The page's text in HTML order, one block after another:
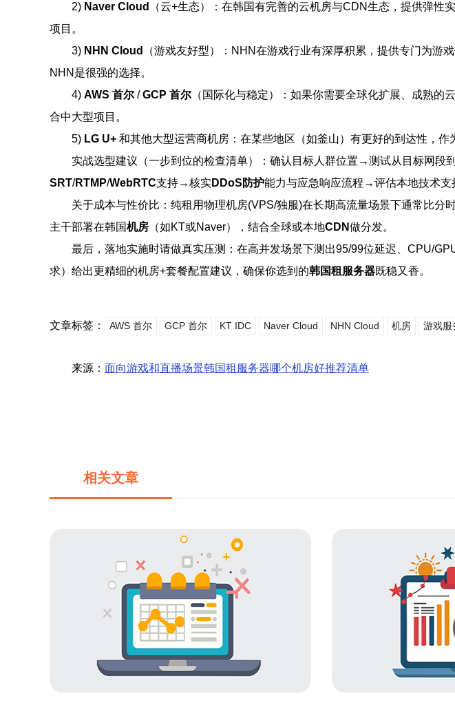
2) Naver Cloud （云+生态）：在韩国有完善的云机房与CDN生态，提供弹性实
项目。
3) NHN Cloud
（游戏友好型）：NHN在游戏行业有深厚积累，提供专门为游
NHN是很强的选择。
4) AWS 首尔 /GCP 首尔 （国际化与稳定）：如果你需要全球化扩展、成熟
合中大型项目。
5) LG U+ 和其他大型运营商机房：在某些地区（如釜山）有更好的到达性，
实战选型建议（一步到位的检查清单）：确认目标人群位置→测试从目标网段
SRT/RTMP/WebRTC支持→核实DDoS防护能力与应急响应流程→评估本地技术支
关于成本与性价比：纯租用物理机房(VPS/独服)在长期高流量场景下通常比
主干部署在韩国机房 （如KT或Naver），结合全球或本地CDN做分发。
最后，落地实施时请做真实压测：在高并发场景下测出95/99位延迟、CPU/
求）给出更精细的机房+套餐配置建议，确保你选到的韩国租服务器既稳又香。
文章标签： AWS 首尔 GCP 首尔 KT IDC Naver Cloud NHN Cloud 机房 游戏服
来源： 面向游戏和直播场景韩国租服务器哪个机房好推荐清单
相关文章